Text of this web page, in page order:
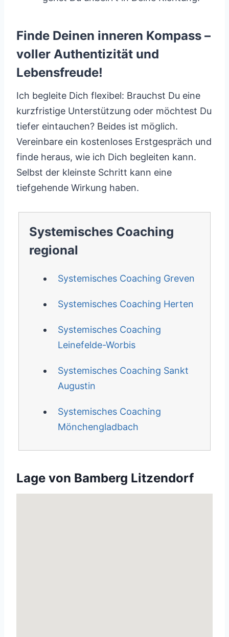
Finde Deinen inneren Kompass –
voller Authentizität und
Lebensfreude!
Ich begleite Dich flexibel: Brauchst Du eine
kurzfristige Unterstützung oder möchtest Du
tiefer eintauchen? Beides ist möglich.
Vereinbare ein kostenloses Erstgespräch und
finde heraus, wie ich Dich begleiten kann.
Selbst der kleinste Schritt kann eine
tiefgehende Wirkung haben.
Systemisches Coaching
regional
Systemisches Coaching Greven
Systemisches Coaching Herten
Systemisches Coaching
Leinefelde-Worbis
Systemisches Coaching Sankt
Augustin
Systemisches Coaching
Mönchengladbach
Lage von Bamberg Litzendorf